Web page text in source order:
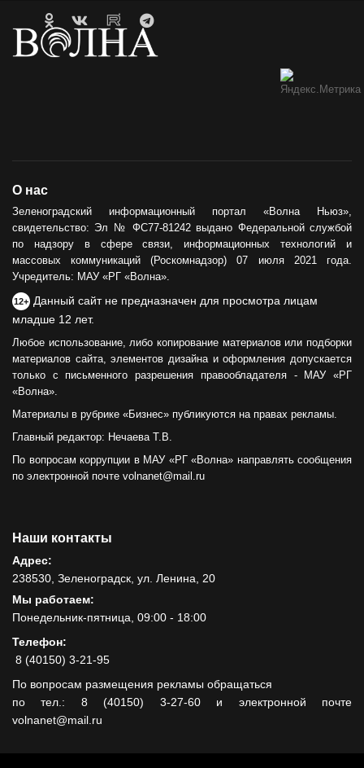
О нас
Зеленоградский информационный портал «Волна Ньюз»,
свидетельство: Эл № ФС77-81242 выдано Федеральной службой
по надзору в сфере связи, информационных технологий и
массовых коммуникаций (Роскомнадзор) 07 июля 2021 года.
Учредитель: МАУ «РГ «Волна».
12+ Данный сайт не предназначен для просмотра лицам
младше 12 лет.
Любое использование, либо копирование материалов или подборки
материалов сайта, элементов дизайна и оформления допускается
только с письменного разрешения правообладателя - МАУ «РГ
«Волна».
Материалы в рубрике «Бизнес» публикуются на правах рекламы.
Главный редактор: Нечаева Т.В.
По вопросам коррупции в МАУ «РГ «Волна» направлять сообщения
по электронной почте volnanet@mail.ru
Наши контакты
Адрес:
238530, Зеленоградск, ул. Ленина, 20
Мы работаем:
Понедельник-пятница, 09:00 - 18:00
Телефон:
8 (40150) 3-21-95
По вопросам размещения рекламы обращаться
по тел.: 8 (40150) 3-27-60 и электронной почте
volnanet@mail.ru